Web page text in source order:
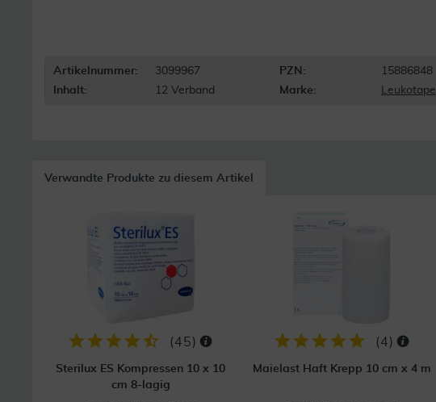
Artikelnummer: 3099967 PZN:
15886848
Inhalt:
12 Verband Marke: Leukotape
Verwandte Produkte zu diesem Artikel
(45)
Sterilux ES Kompressen 10 x 10
cm 8-lagig
(4)
Maielast Haft Krepp 10 cm x 4 m